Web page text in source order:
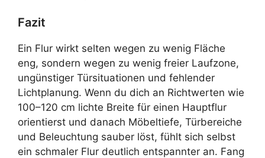
Fazit
Ein Flur wirkt selten wegen zu wenig Fläche
eng, sondern wegen zu wenig freier Laufzone,
ungünstiger Türsituationen und fehlender
Lichtplanung. Wenn du dich an Richtwerten wie
100–120 cm lichte Breite für einen Hauptflur
orientierst und danach Möbeltiefe, Türbereiche
und Beleuchtung sauber löst, fühlt sich selbst
ein schmaler Flur deutlich entspannter an. Fang